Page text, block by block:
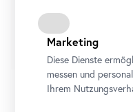
Marketing
Diese Dienste
messen und
Ihrem